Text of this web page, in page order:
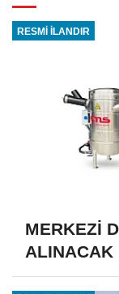
RESMİ İLANDIR
MERKEZİ
ALINACAK